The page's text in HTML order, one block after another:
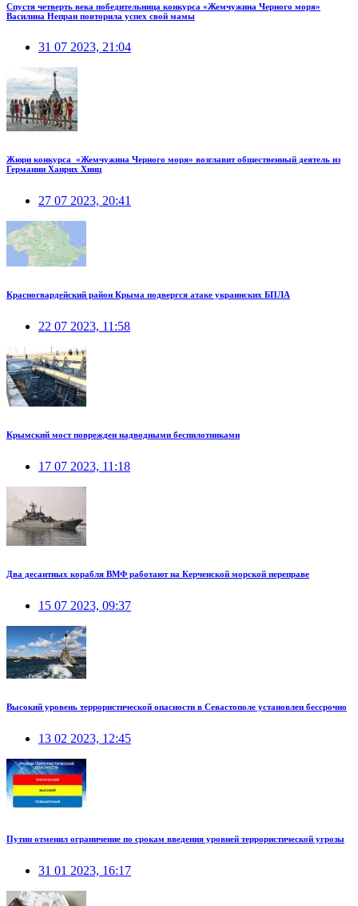
Спустя четверть века победительница конкурса «Жемчужина Черного моря»
Василина Непран повторила успех свой мамы
31 07 2023, 21:04
Жюри конкурса «Жемчужина Черного моря» возглавит общественный деятель из
Германии Ханрих Хинц
27 07 2023, 20:41
Красногвардейский район Крыма подвергся атаке украинских БПЛА
22 07 2023, 11:58
Крымский мост поврежден надводными беспилотниками
17 07 2023, 11:18
Два десантных корабля ВМФ работают на Керченской морской переправе
15 07 2023, 09:37
Высокий уровень террористической опасности в Севастополе установлен бессрочно
13 02 2023, 12:45
Путин отменил ограничение по срокам введения уровней террористической угрозы
31 01 2023, 16:17